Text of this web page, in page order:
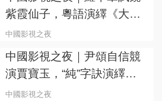
紫霞仙子，粵語演繹《大話
西游》名場面
中國影視之夜
中國影視之夜｜尹頌自信競
演賈寶玉，“純”字訣演繹經
典角色
中國影視之夜